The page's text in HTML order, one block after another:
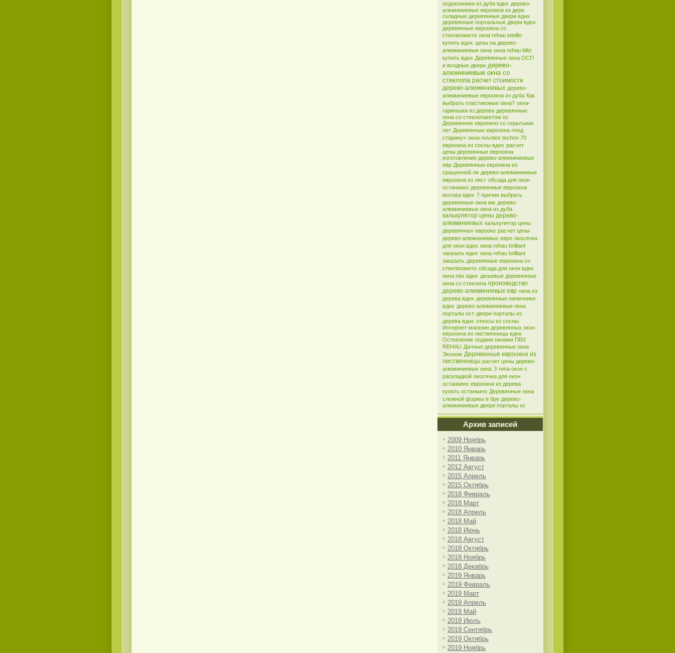
подоконники из дуба вднх дерево-
алюминиевые евроокна из дере
складные деревянные двери вднх
деревянные портальные двери вднх
деревянные евроокна со
стеклопакета окна rehau intellio
купить вднх цены на дерево-
алюминиевые окна окна rehau blitz
купить вднх Деревянные окна ОСП
и входные двери дерево-
алюминиевые окна со
стеклопа расчет стоимости
дерево-алюминиевых дерево-
алюминиевые евроокна из дуба Как
выбрать пластиковые окна? окна-
гармошки из дерева деревянные
окна со стеклопакетом ос
Деревянное евроокно со скрытыми
пет Деревянные евроокна «под
старину» окна novotex techno 70
евроокна из сосны вднх расчет
цены деревянные евроокна
изготовление дерево-алюминиевых
евр Деревянные евроокна из
сращенной ли дерево-алюминиевые
евроокна из лист обсада для окон
останкино деревянные евроокна
москва вднх 7 причин выбрать
деревянные окна вм дерево-
алюминиевые окна из дуба
калькулятор цены дерево-
алюминиевых калькулятор цены
деревянных еврооко расчет цены
дерево-алюминиевых евро окосячка
для окон вднх окна rehau brilliant
заказать вднх окна rehau brilliant
заказать деревянные евроокна со
стеклопакето обсада для окон вднх
окна пвх вднх дешевые деревянные
окна со стеклопа производство
дерево-алюминиевых евр окна из
дерева вднх деревянные наличники
вднх дерево-алюминиевые окна
порталы ост двери-порталы из
дерева вднх откосы из сосны
Интернет-магазин деревянных окон
евроокна из лиственницы вднх
Остекление лоджии окнами ПВХ
REHAU Дачные деревянные окна
Эконом Деревянные евроокна из
лиственницы расчет цены дерево-
алюминиевых окна 3 типа окон с
раскладкой окосячка для окон
останкино евроокна из дерева
купить останкино Деревянные окна
сложной формы в бре дерево-
алюминиевые двери порталы ос
Архив записей
2009 Ноябрь
2010 Январь
2011 Январь
2012 Август
2015 Апрель
2015 Октябрь
2018 Февраль
2018 Март
2018 Апрель
2018 Май
2018 Июнь
2018 Август
2018 Октябрь
2018 Ноябрь
2018 Декабрь
2019 Январь
2019 Февраль
2019 Март
2019 Апрель
2019 Май
2019 Июль
2019 Сентябрь
2019 Октябрь
2019 Ноябрь